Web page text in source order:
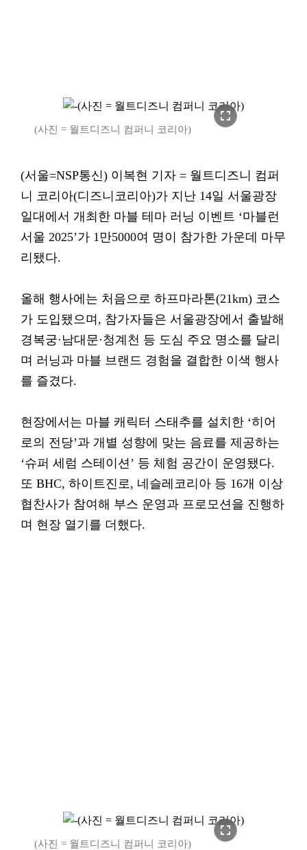
fullscreen
(사진 = 월트디즈니 컴퍼니 코리아)
(서울=NSP통신) 이복현 기자 = 월트디즈니 컴퍼
니 코리아(디즈니코리아)가 지난 14일 서울광장
일대에서 개최한 마블 테마 러닝 이벤트 ‘마블런
서울 2025’가 1만5000여 명이 참가한 가운데 마무
리됐다.
올해 행사에는 처음으로 하프마라톤(21km) 코스
가 도입됐으며, 참가자들은 서울광장에서 출발해
경복궁·남대문·청계천 등 도심 주요 명소를 달리
며 러닝과 마블 브랜드 경험을 결합한 이색 행사
를 즐겼다.
현장에서는 마블 캐릭터 스태추를 설치한 ‘히어
로의 전당’과 개별 성향에 맞는 음료를 제공하는
‘슈퍼 세럼 스테이션’ 등 체험 공간이 운영됐다.
또 BHC, 하이트진로, 네슬레코리아 등 16개 이상
협찬사가 참여해 부스 운영과 프로모션을 진행하
며 현장 열기를 더했다.
fullscreen
(사진 = 월트디즈니 컴퍼니 코리아)